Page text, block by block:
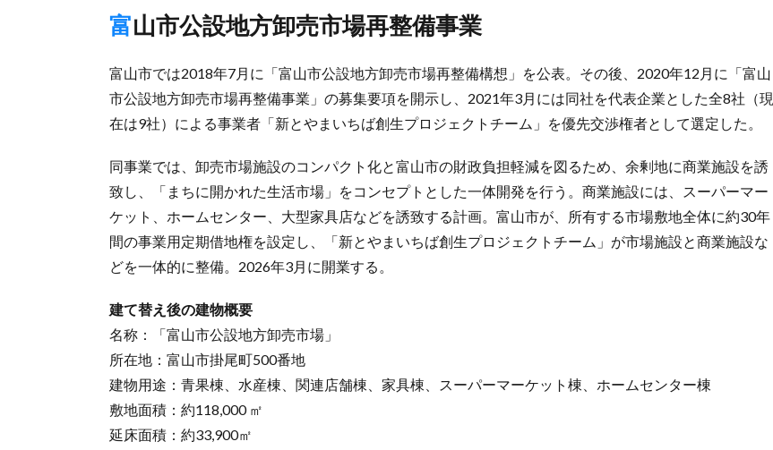
富山市公設地方卸売市場再整備事業
富山市では2018年7月に「富山市公設地方卸売市場再整備構想」を公表。その後、2020年12月に「富山
市公設地方卸売市場再整備事業」の募集要項を開示し、2021年3月には同社を代表企業とした全8社（現
在は9社）による事業者「新とやまいちば創生プロジェクトチーム」を優先交渉権者として選定した。
同事業では、卸売市場施設のコンパクト化と富山市の財政負担軽減を図るため、余剰地に商業施設を誘
致し、「まちに開かれた生活市場」をコンセプトとした一体開発を行う。商業施設には、スーパーマー
ケット、ホームセンター、大型家具店などを誘致する計画。富山市が、所有する市場敷地全体に約30年
間の事業用定期借地権を設定し、「新とやまいちば創生プロジェクトチーム」が市場施設と商業施設な
どを一体的に整備。2026年3月に開業する。
建て替え後の建物概要
名称：「富山市公設地方卸売市場」
所在地：富山市掛尾町500番地
建物用途：青果棟、水産棟、関連店舗棟、家具棟、スーパーマーケット棟、ホームセンター棟
敷地面積：約118,000 ㎡
延床面積：約33,900㎡